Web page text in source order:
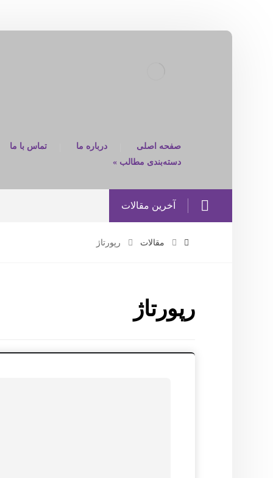
صفحه اصلی درباره ما
تماس با ما
دسته‌بندی مطالب »
آخرین مقالات
مقالات رپورتاژ
رپورتاژ